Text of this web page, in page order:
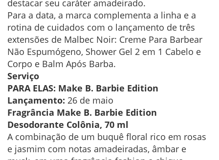
destacar seu caráter amadeirado.
Para a data, a marca complementa a linha e a
rotina de cuidados com o lançamento de três
extensões de Malbec Noir: Creme Para Barbear
Não Espumógeno, Shower Gel 2 em 1 Cabelo e
Corpo e Balm Após Barba.
Serviço
PARA ELAS: Make B. Barbie Edition
Lançamento: 26 de maio
Fragrância Make B. Barbie Edition
Desodorante Colônia, 70 ml
A combinação de um buquê floral rico em rosas
e jasmim com notas amadeiradas, âmbar e